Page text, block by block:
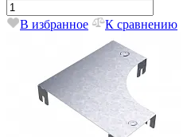
В избранное К сравнению